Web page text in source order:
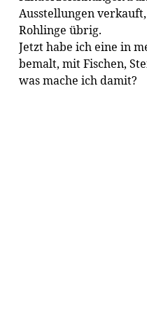
Ausstellungen
Rohlinge übrig.
Jetzt habe ich eine in
bemalt, mit Fischen,
was mache ich damit?